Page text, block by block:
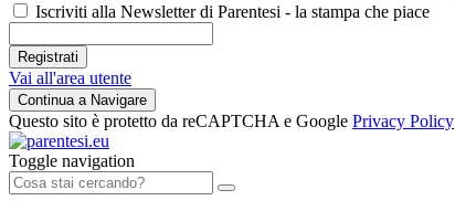
Iscriviti alla Newsletter di Parentesi - la stampa che piace
Registrati
Vai all'area utente
Continua a Navigare
Questo sito è protetto da reCAPTCHA e Google Privacy Policy
Toggle navigation